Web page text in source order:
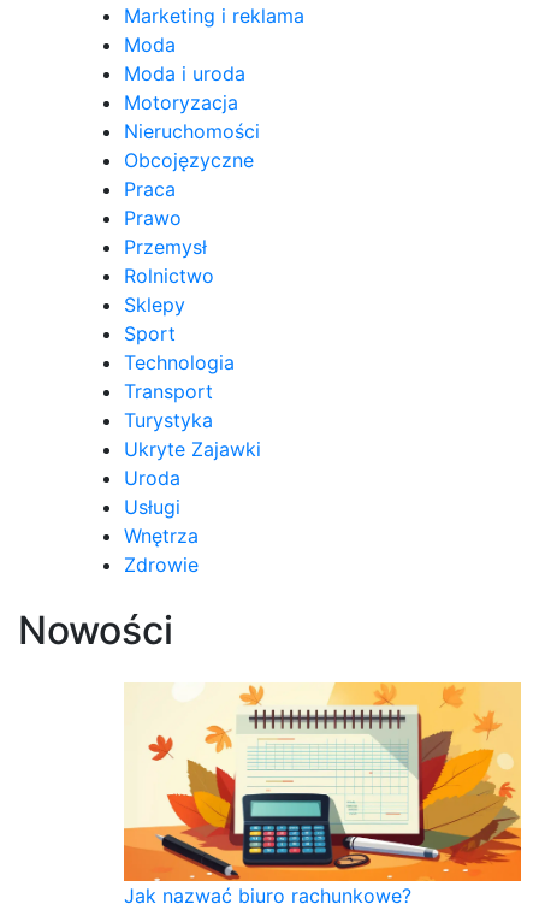
Marketing i reklama
Moda
Moda i uroda
Motoryzacja
Nieruchomości
Obcojęzyczne
Praca
Prawo
Przemysł
Rolnictwo
Sklepy
Sport
Technologia
Transport
Turystyka
Ukryte Zajawki
Uroda
Usługi
Wnętrza
Zdrowie
Nowości
Jak nazwać biuro rachunkowe?